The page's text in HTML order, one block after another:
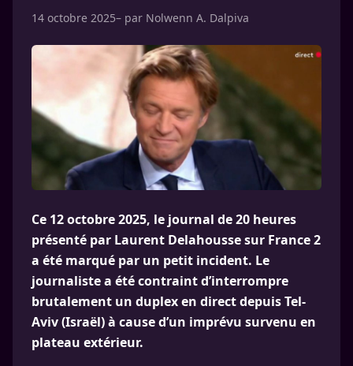
14 octobre 2025– par Nolwenn A. Dalpiva
Ce 12 octobre 2025, le journal de 20 heures
présenté par Laurent Delahousse sur France 2
a été marqué par un petit incident. Le
journaliste a été contraint d’interrompre
brutalement un duplex en direct depuis Tel-
Aviv (Israël) à cause d’un imprévu survenu en
plateau extérieur.